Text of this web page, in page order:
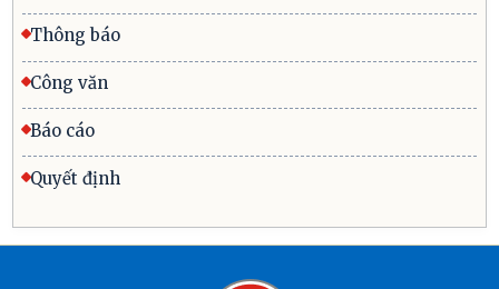
Thông báo
Công văn
Báo cáo
Quyết định